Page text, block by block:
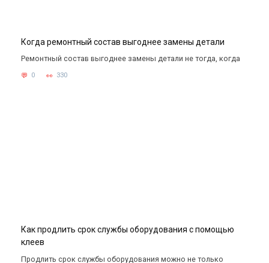
Когда ремонтный состав выгоднее замены детали
Ремонтный состав выгоднее замены детали не тогда, когда
0 330
Как продлить срок службы оборудования с помощью
клеев
Продлить срок службы оборудования можно не только